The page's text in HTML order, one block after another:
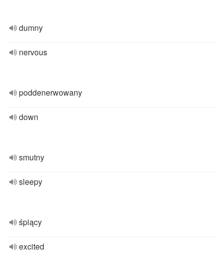
dumny
nervous
poddenerwowany
down
smutny
sleepy
śpiący
excited